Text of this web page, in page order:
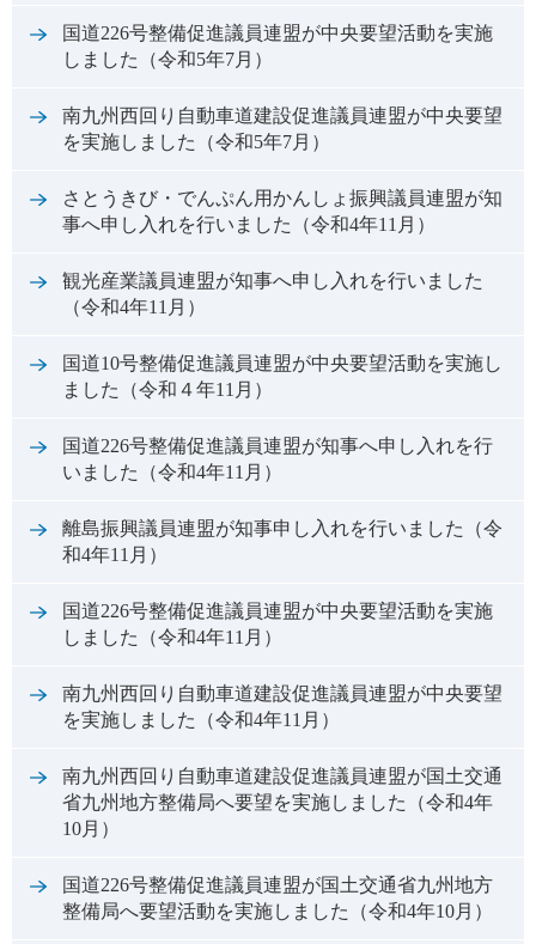
国道226号整備促進議員連盟が中央要望活動を実施
しました（令和5年7月）
南九州西回り自動車道建設促進議員連盟が中央要望
を実施しました（令和5年7月）
さとうきび・でんぷん用かんしょ振興議員連盟が知
事へ申し入れを行いました（令和4年11月）
観光産業議員連盟が知事へ申し入れを行いました
（令和4年11月）
国道10号整備促進議員連盟が中央要望活動を実施し
ました（令和４年11月）
国道226号整備促進議員連盟が知事へ申し入れを行
いました（令和4年11月）
離島振興議員連盟が知事申し入れを行いました（令
和4年11月）
国道226号整備促進議員連盟が中央要望活動を実施
しました（令和4年11月）
南九州西回り自動車道建設促進議員連盟が中央要望
を実施しました（令和4年11月）
南九州西回り自動車道建設促進議員連盟が国土交通
省九州地方整備局へ要望を実施しました（令和4年
10月）
国道226号整備促進議員連盟が国土交通省九州地方
整備局へ要望活動を実施しました（令和4年10月）